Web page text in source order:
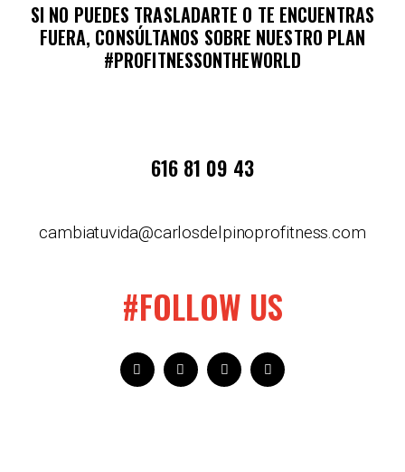
SI NO PUEDES TRASLADARTE O TE ENCUENTRAS
FUERA, CONSÚLTANOS SOBRE NUESTRO PLAN
#PROFITNESSONTHEWORLD
616 81 09 43
cambiatuvida@carlosdelpinoprofitness.com
#FOLLOW US